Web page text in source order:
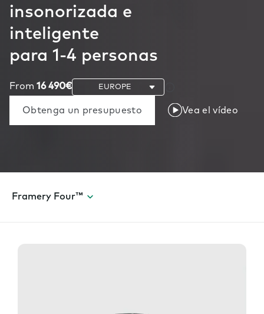
insonorizada e
inteligente
para 1-4 personas
From 16 490€
Obtenga un presupuesto Vea el vídeo
Framery Four™